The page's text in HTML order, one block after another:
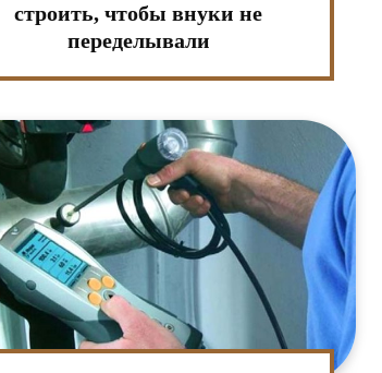
строить, чтобы внуки не
переделывали